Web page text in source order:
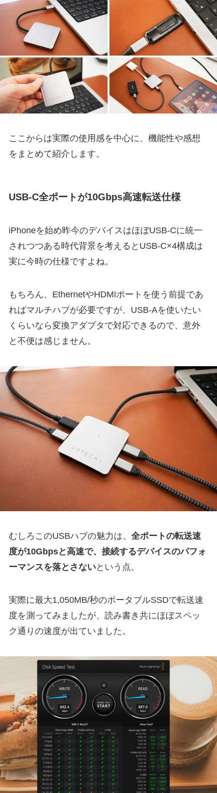
ここからは実際の使用感を中心に、機能性や感想
をまとめて紹介します。
USB-C全ポートが10Gbps高速転送仕様
iPhoneを始め昨今のデバイスはほぼUSB-Cに統一
されつつある時代背景を考えるとUSB-C×4構成は
実に今時の仕様ですよね。
もちろん、EthernetやHDMIポートを使う前提であ
ればマルチハブが必要ですが、USB-Aを使いたい
くらいなら変換アダプタで対応できるので、意外
と不便は感じません。
むしろこのUSBハブの魅力は、 全ポートの転送速
度が10Gbpsと高速で、接続するデバイスのパフォ
ーマンスを落とさないという点。
実際に最大1,050MB/秒のポータブルSSDで転送速
度を測ってみましたが、読み書き共にほぼスペッ
ク通りの速度が出ていました。